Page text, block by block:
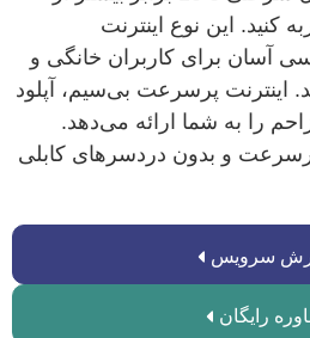
کنید. این نوع اینترنت
آسان برای کاربران خانگی و
اینترنت پرسرعت بی‌سیم، آپلود
را به شما ارائه می‌دهد.
و بدون دردسرهای کابلی
سرویس
رایگان